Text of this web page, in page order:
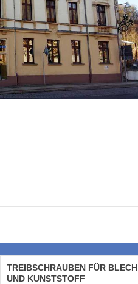
TREIBSCHRAUBEN FÜR BLECH
UND KUNSTSTOFF